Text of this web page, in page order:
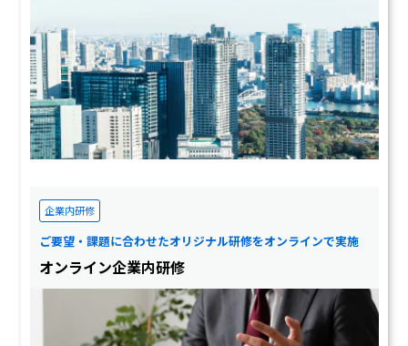
企業内研修
ご要望・課題に合わせたオリジナル研修をオンラインで実施
オンライン企業内研修